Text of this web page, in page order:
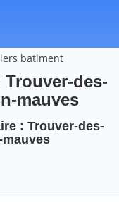
batiment
des-
mauves
: Trouver-des-